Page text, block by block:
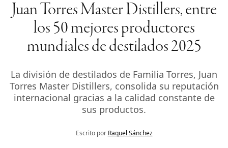
Juan Torres Master Distillers, entre
los 50 mejores productores
mundiales de destilados 2025
La división de destilados de Familia Torres, Juan
Torres Master Distillers, consolida su reputación
internacional gracias a la calidad constante de
sus productos.
Escrito por Raquel Sánchez